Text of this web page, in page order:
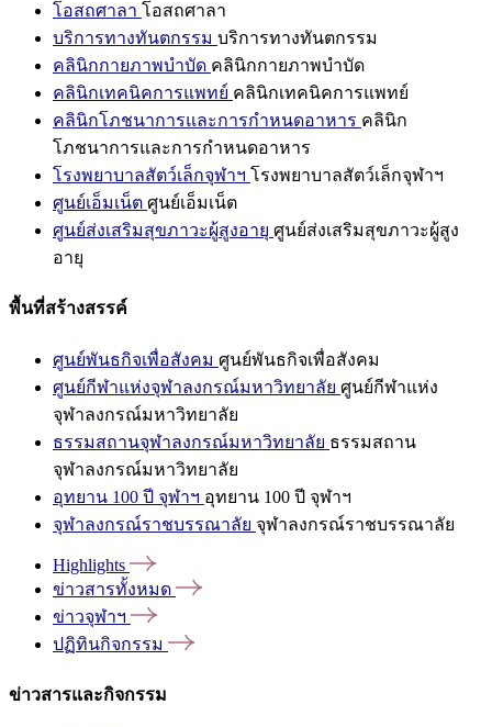
โอสถศาลา โอสถศาลา
บริการทางทันตกรรม บริการทางทันตกรรม
คลินิกกายภาพบำบัด คลินิกกายภาพบำบัด
คลินิกเทคนิคการแพทย์ คลินิกเทคนิคการแพทย์
คลินิกโภชนาการและการกำหนดอาหาร คลินิก
โภชนาการและการกำหนดอาหาร
โรงพยาบาลสัตว์เล็กจุฬาฯ โรงพยาบาลสัตว์เล็กจุฬาฯ
ศูนย์เอ็มเน็ต ศูนย์เอ็มเน็ต
ศูนย์ส่งเสริมสุขภาวะผู้สูงอายุ ศูนย์ส่งเสริมสุขภาวะผู้สูง
อายุ
พื้นที่สร้างสรรค์
ศูนย์พันธกิจเพื่อสังคม ศูนย์พันธกิจเพื่อสังคม
ศูนย์กีฬาแห่งจุฬาลงกรณ์มหาวิทยาลัย ศูนย์กีฬาแห่ง
จุฬาลงกรณ์มหาวิทยาลัย
ธรรมสถานจุฬาลงกรณ์มหาวิทยาลัย ธรรมสถาน
จุฬาลงกรณ์มหาวิทยาลัย
อุทยาน 100 ปี จุฬาฯ อุทยาน 100 ปี จุฬาฯ
จุฬาลงกรณ์ราชบรรณาลัย จุฬาลงกรณ์ราชบรรณาลัย
Highlights
ข่าวสารทั้งหมด
ข่าวจุฬาฯ
ปฏิทินกิจกรรม
ข่าวสารและกิจกรรม